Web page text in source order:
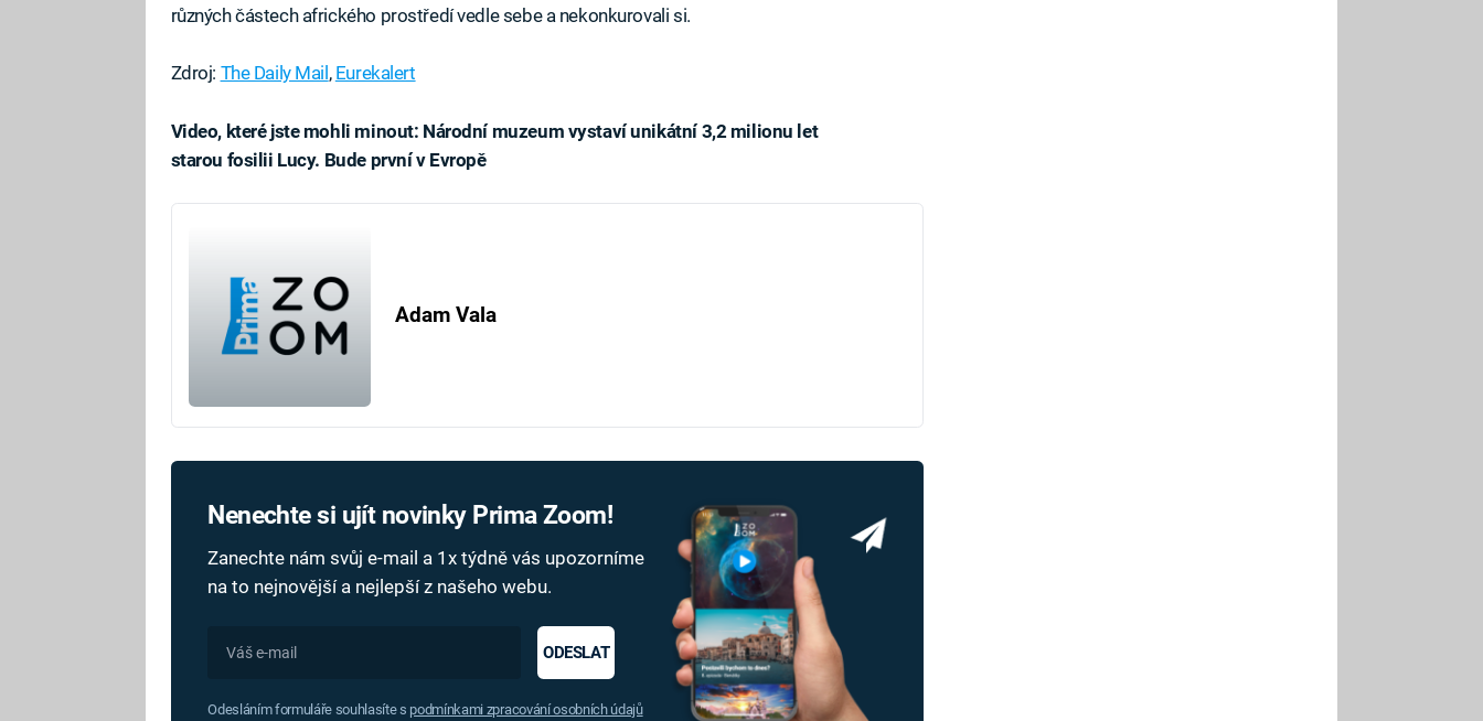
různých částech afrického prostředí vedle sebe a nekonkurovali si.
Zdroj: The Daily Mail , Eurekalert
Video, které jste mohli minout: Národní muzeum vystaví unikátní 3,2 milionu let
starou fosilii Lucy. Bude první v Evropě
Adam Vala
Nenechte si ujít novinky Prima Zoom!
Zanechte nám svůj e-mail a 1x týdně vás upozorníme
na to nejnovější a nejlepší z našeho webu.
ODESLAT
Odesláním formuláře souhlasíte s podmínkami zpracování osobních údajů